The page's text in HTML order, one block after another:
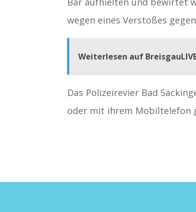
wegen eines Verstoßes
Weiterlesen auf
Das Polizeirevier Bad
oder mit ihrem Mobiltelefon